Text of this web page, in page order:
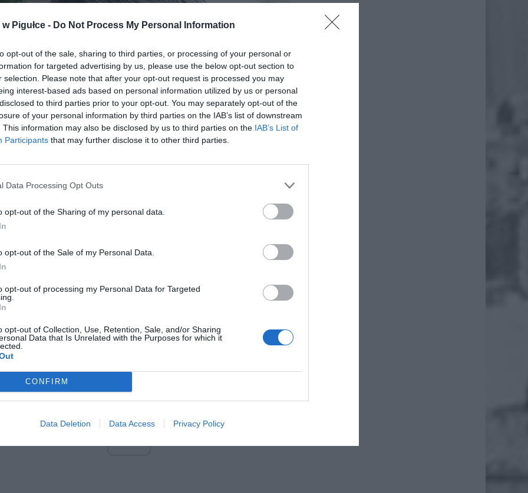
Pigułce - Do Not Process My Personal Information
opt-out of the sale, sharing to third parties, or processing of your personal or
for targeted advertising by us, please use the below opt-out section to
selection. Please note that after your opt-out request is processed you may
interest-based ads based on personal information utilized by us or personal
to third parties prior to your opt-out. You may separately opt-out of the
of your personal information by third parties on the IAB’s list of downstream
This information may also be disclosed by us to third parties on the IAB’s List of
Participants that may further disclose it to other third parties.
Data Processing Opt Outs
opt-out of the Sharing of my personal data.
opt-out of the Sale of my Personal Data.
opt-out of processing my Personal Data for Targeted
opt-out of Collection, Use, Retention, Sale, and/or Sharing
Data that Is Unrelated with the Purposes for which it
CONFIRM
Data Deletion Data Access Privacy Policy
Fryta 73 from Strzegom (Wikimedia Commons account: Fryta73) –
Piaseczny jest w związku z mężczyzną. Ponadto jest osobą wierzącą. W
Dodał, że nie zamierza starać się o adopcje dzieci.